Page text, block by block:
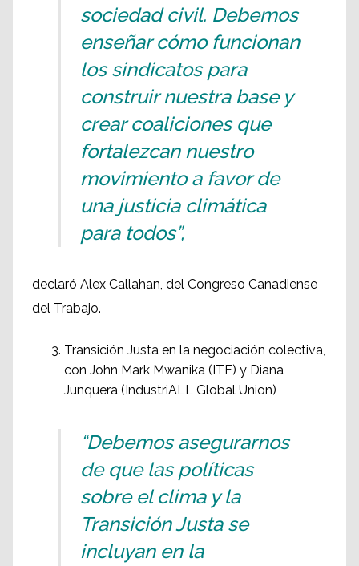
sociedad civil. Debemos
enseñar cómo funcionan
los sindicatos para
construir nuestra base y
crear coaliciones que
fortalezcan nuestro
movimiento a favor de
una justicia climática
para todos”,
declaró Alex Callahan, del Congreso Canadiense
del Trabajo.
Transición Justa en la negociación colectiva,
con John Mark Mwanika (ITF) y Diana
Junquera (IndustriALL Global Union)
“Debemos asegurarnos
de que las políticas
sobre el clima y la
Transición Justa se
incluyan en la